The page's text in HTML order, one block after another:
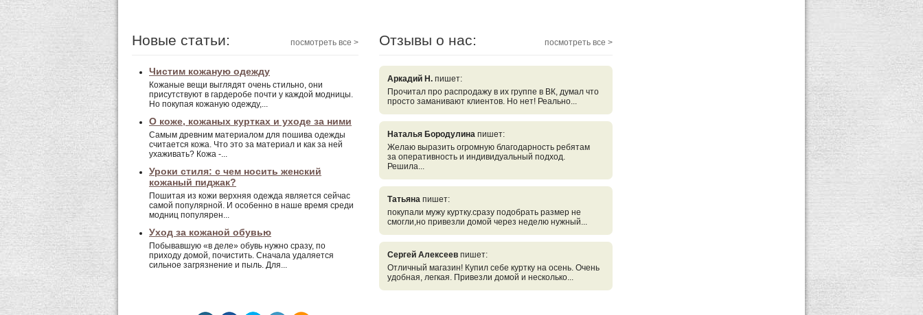
посмотреть все >
Новые статьи:
Чистим кожаную одежду
Кожаные вещи выглядят очень стильно, они
присутствуют в гардеробе почти у каждой модницы.
Но покупая кожаную одежду,...
О коже, кожаных куртках и уходе за ними
Самым древним материалом для пошива одежды
считается кожа. Что это за материал и как за ней
ухаживать? Кожа -...
Уроки стиля: с чем носить женский
кожаный пиджак?
Пошитая из кожи верхняя одежда является сейчас
самой популярной. И особенно в наше время среди
модниц популярен...
Уход за кожаной обувью
Побывавшую «в деле» обувь нужно сразу, по
приходу домой, почистить. Сначала удаляется
сильное загрязнение и пыль. Для...
посмотреть все >
Отзывы о нас:
Аркадий Н. пишет:
Прочитал про распродажу в их группе в ВК, думал что
просто заманивают клиентов. Но нет! Реально...
Наталья Бородулина пишет:
Желаю выразить огромную благодарность ребятам
за оперативность и индивидуальный подход.
Решила...
Татьяна пишет:
покупали мужу куртку.сразу подобрать размер не
смогли,но привезли домой через неделю нужный...
Сергей Алексеев пишет:
Отличный магазин! Купил себе куртку на осень. Очень
удобная, легкая. Привезли домой и несколько...